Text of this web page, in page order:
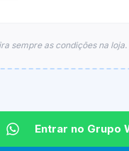
sempre as condições na loja.
Entrar no Grupo